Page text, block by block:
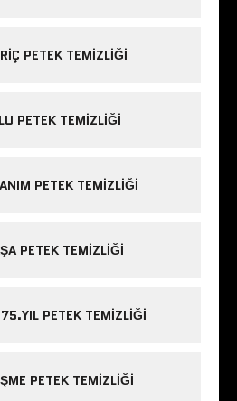
PETEK TEMIZLIĞI
PETEK TEMIZLIĞI
PETEK TEMIZLIĞI
PETEK TEMIZLIĞI
PETEK TEMIZLIĞI
PETEK TEMIZLIĞI